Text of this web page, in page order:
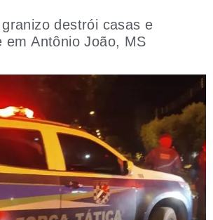
destrói casas e
em Antônio João, MS